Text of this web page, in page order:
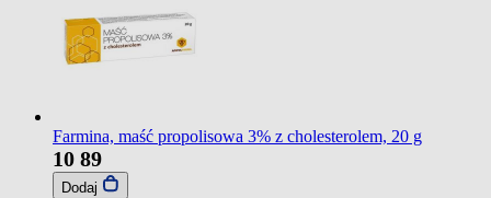
Farmina, maść propolisowa 3% z cholesterolem, 20 g
10 89
Dodaj